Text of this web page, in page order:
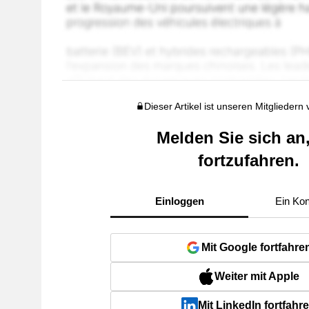
Dieser Artikel ist unseren Mitgliedern
Melden Sie sich
fortzufahren.
Einloggen Ein
Mit Google
Weiter mit Apple
Mit LinkedIn